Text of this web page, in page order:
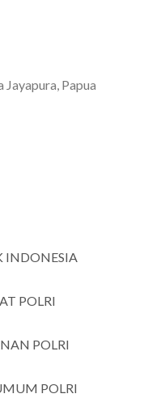
Jayapura, Papua
INDONESIA
POLRI
POLRI
POLRI